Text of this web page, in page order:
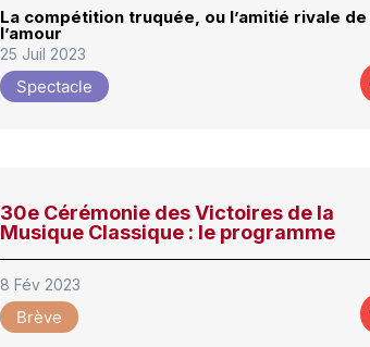
La compétition truquée, ou l’amitié rivale de
l’amour
25 Juil 2023
Spectacle
30e Cérémonie des Victoires de la
Musique Classique : le programme
8 Fév 2023
Brève